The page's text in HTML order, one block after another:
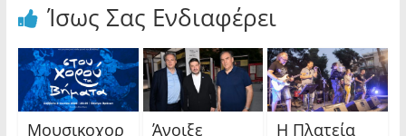
Ίσως Σας Ενδιαφέρει
Μουσικοχορ Άνοιξε Η Πλατεία